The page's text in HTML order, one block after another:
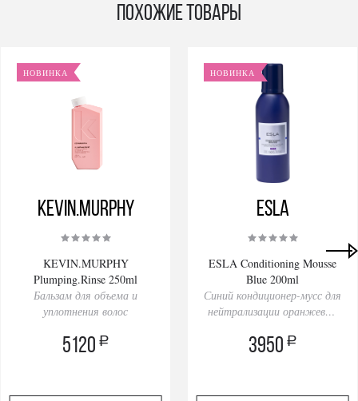
Похожие товары
НОВИНКА
KEVIN.MURPHY
KEVIN.MURPHY
Plumping.Rinse 250ml
Бальзам для объема и
уплотнения волос
5120 a
НОВИНКА
ESLA
ESLA Conditioning Mousse
Blue 200ml
Синий кондиционер-мусс для
нейтрализации оранжевых
3950 a